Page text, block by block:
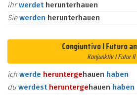
ihrwerdet herunterhauen
Siewerden herunterhauen
Congiuntivo I Futuro
Konjunktiv I Futur II
ich werde heruntergehauen haben
du werdest heruntergehauen haben